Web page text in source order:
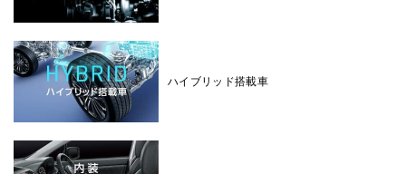
ハイブリッド搭載車